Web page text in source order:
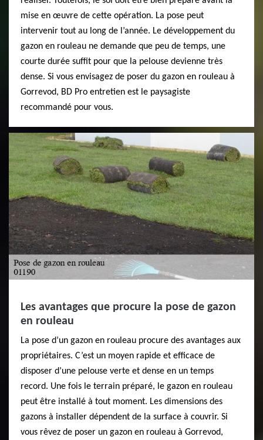
mise en œuvre de cette opération. La pose peut
intervenir tout au long de l’année. Le développement du
gazon en rouleau ne demande que peu de temps, une
courte durée suffit pour que la pelouse devienne très
dense. Si vous envisagez de poser du gazon en rouleau à
Gorrevod, BD Pro entretien est le paysagiste
recommandé pour vous.
Les avantages que procure la pose de gazon
en rouleau
La pose d’un gazon en rouleau procure des avantages aux
propriétaires. C’est un moyen rapide et efficace de
disposer d’une pelouse verte et dense en un temps
record. Une fois le terrain préparé, le gazon en rouleau
peut être installé à tout moment. Les dimensions des
gazons à installer dépendent de la surface à couvrir. Si
vous rêvez de poser un gazon en rouleau à Gorrevod,